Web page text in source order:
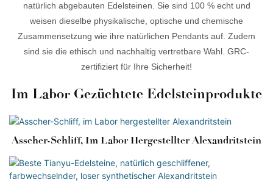
natürlich abgebauten Edelsteinen. Sie sind 100 % echt und
weisen dieselbe physikalische, optische und chemische
Zusammensetzung wie ihre natürlichen Pendants auf. Zudem
sind sie die ethisch und nachhaltig vertretbare Wahl. GRC-
zertifiziert für Ihre Sicherheit!
Im Labor Gezüchtete Edelsteinprodukte
Asscher-Schliff, Im Labor Hergestellter Alexandritstein